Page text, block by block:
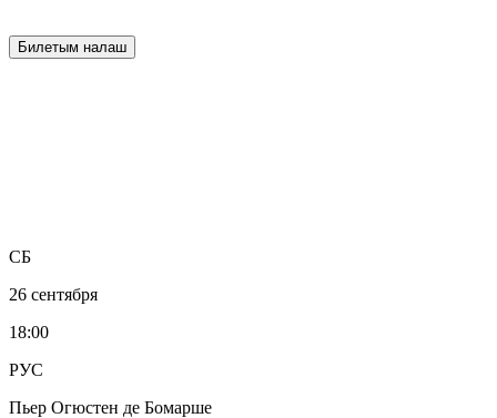
Билетым налаш
СБ
26 сентября
18:00
РУС
Пьер Огюстен де Бомарше